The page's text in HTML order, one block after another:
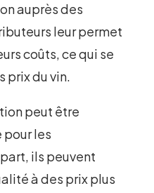
auprès des
leur permet
coûts, ce qui se
prix du vin.
peut être
les
ils peuvent
à des prix plus